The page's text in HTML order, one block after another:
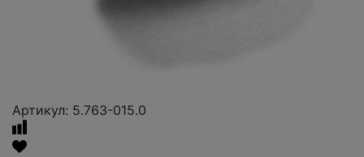
Артикул: 5.763-015.0